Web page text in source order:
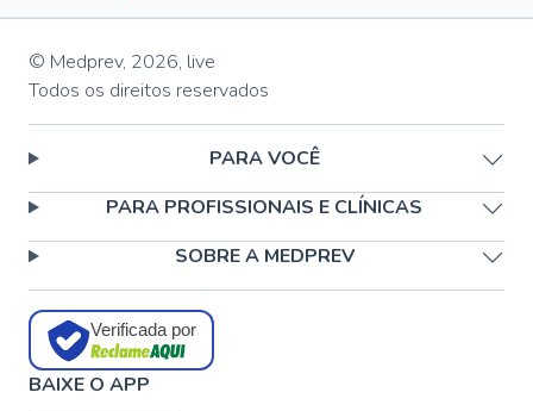
© Medprev, 2026, live
Todos os direitos reservados
PARA VOCÊ
PARA PROFISSIONAIS E CLÍNICAS
SOBRE A MEDPREV
Verificada por
BAIXE O APP